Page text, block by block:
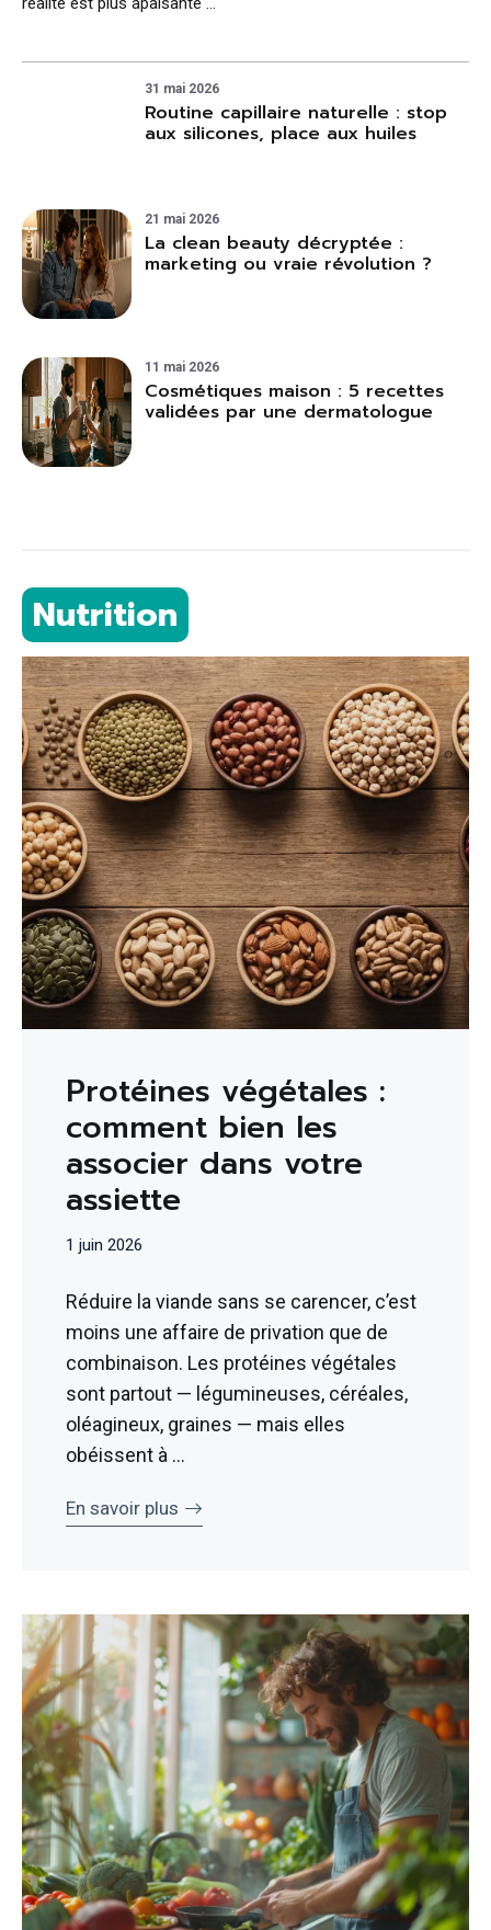
31 mai 2026
Routine capillaire naturelle : stop
aux silicones, place aux huiles
21 mai 2026
La clean beauty décryptée :
marketing ou vraie révolution ?
11 mai 2026
Cosmétiques maison : 5 recettes
validées par une dermatologue
Nutrition
Protéines végétales :
comment bien les
associer dans votre
assiette
1 juin 2026
Réduire la viande sans se carencer, c’est
moins une affaire de privation que de
combinaison. Les protéines végétales
sont partout — légumineuses, céréales,
oléagineux, graines — mais elles
obéissent à …
En savoir plus